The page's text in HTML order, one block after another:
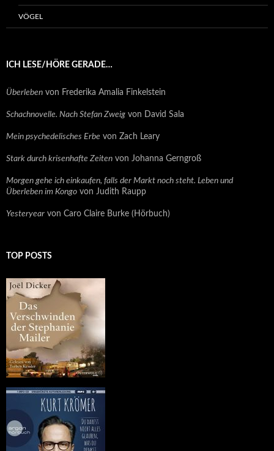
VÖGEL
ICH LESE/HÖRE GERADE…
Überleben von Frederika Amalia Finkelstein
Schachnovelle. Nach Stefan Zweig von David Sala
Mein psychedelisches Erbe von Zach Leary
Stark durch krisenhafte Zeiten von Johanna Gerngroß
Morgen gehe ich einkaufen, falls der Markt noch steht. Leben und
Überleben im Kongo von Judith Raupp
Yesteryear von Caro Claire Burke (Hörbuch)
TOP POSTS